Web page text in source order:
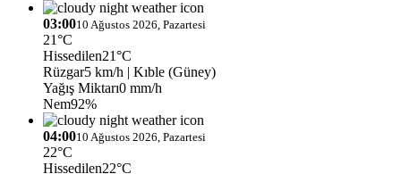
03:0010 Ağustos 2026, Pazartesi
21°C
Hissedilen21°C
Rüzgar5 km/h | Kıble (Güney)
Yağış Miktarı0 mm/h
Nem92%
04:0010 Ağustos 2026, Pazartesi
22°C
Hissedilen22°C